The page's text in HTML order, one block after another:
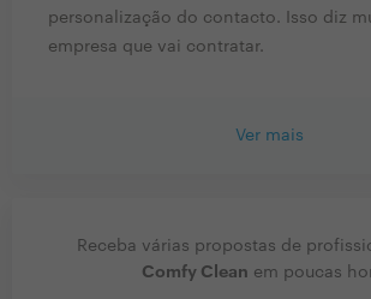
personalização do contacto. Isso diz
empresa que vai contratar.
Ver mais
Receba várias propostas de
Comfy Clean em poucas